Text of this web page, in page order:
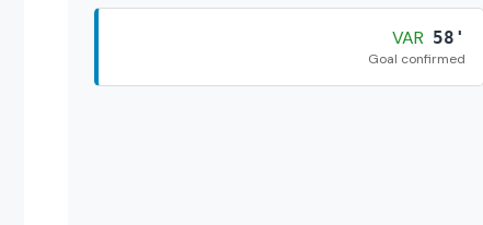
VAR 58'
Goal confirmed